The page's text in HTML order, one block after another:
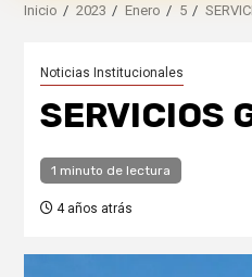
Inicio 2023 Enero 5
Noticias Institucionales
SERVICIOS
1 minuto de lectura
4 años atrás